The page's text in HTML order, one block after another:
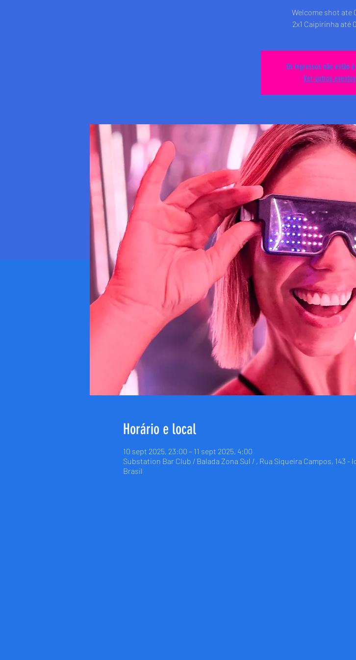
Welcome shot ate
2x1 Caipirinha até
Os ingressos não estão
Ver outros eventos
Horário e local
10 sept 2025, 23:00 – 11 sept 2025, 4:00
Substation Bar Club / Balada Zona Sul / , Rua Siqueira Campos, 143 -
Brasil